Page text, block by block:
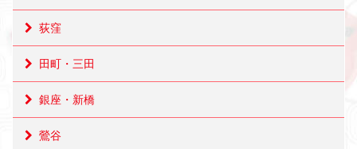
荻窪
田町・三田
銀座・新橋
鶯谷